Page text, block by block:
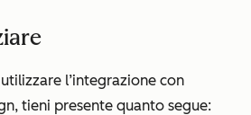
l’integrazione con
tieni presente quanto segue: